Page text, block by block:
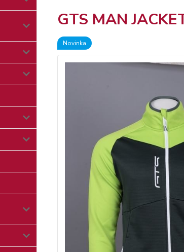
GTS MAN
Novinka